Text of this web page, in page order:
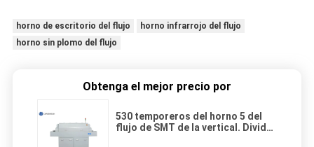
horno de escritorio del flujo
horno infrarrojo del flujo
horno sin plomo del flujo
Obtenga el mejor precio por
530 temporeros del horno 5 del
flujo de SMT de la vertical. Divide